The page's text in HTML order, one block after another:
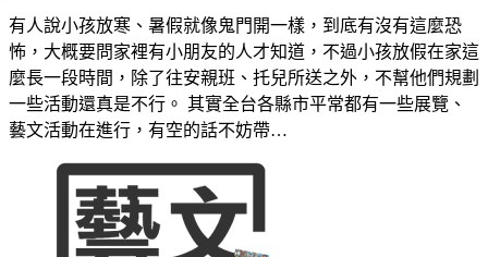
有人說小孩放寒、暑假就像鬼門開一樣，到底有沒有這麼恐
怖，大概要問家裡有小朋友的人才知道，不過小孩放假在家這
麼長一段時間，除了往安親班、托兒所送之外，不幫他們規劃
一些活動還真是不行。 其實全台各縣市平常都有一些展覽、
藝文活動在進行，有空的話不妨帶…